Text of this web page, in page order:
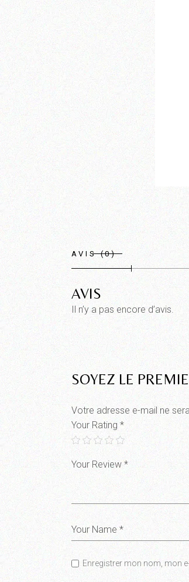
AVIS (0)
AVIS
Il n’y a pas encore d’avis.
SOYEZ LE
Votre adresse e-mail ne
Your Rating *
Enregistrer mon nom, mon